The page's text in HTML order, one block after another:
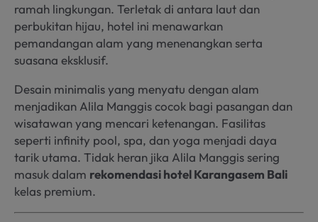
ramah lingkungan. Terletak di antara laut dan
perbukitan hijau, hotel ini menawarkan
pemandangan alam yang menenangkan serta
suasana eksklusif.
Desain minimalis yang menyatu dengan alam
menjadikan Alila Manggis cocok bagi pasangan dan
wisatawan yang mencari ketenangan. Fasilitas
seperti infinity pool, spa, dan yoga menjadi daya
tarik utama. Tidak heran jika Alila Manggis sering
masuk dalam rekomendasi hotel Karangasem Bali
kelas premium.